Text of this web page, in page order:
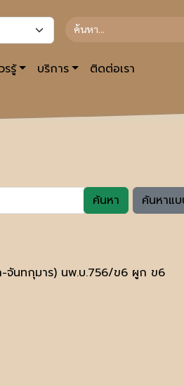
รรู้ บริการ ติดต่อเรา
ค้นหา ค้นหาแ
นทกุมาร) นพ.บ.756/ข6 ผูก ข6